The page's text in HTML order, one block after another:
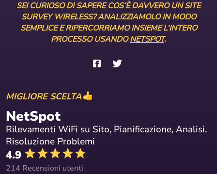
SEI CURIOSO DI SAPERE COS’È DAVVERO UN SITE
SURVEY WIRELESS? ANALIZZIAMOLO IN MODO
SEMPLICE E RIPERCORRIAMO INSIEME L’INTERO
PROCESSO USANDONETSPOT.
MIGLIORE SCELTA
NetSpot
Rilevamenti WiFi su Sito, Pianificazione, Analisi,
Risoluzione Problemi
4.9
214 Recensioni utenti